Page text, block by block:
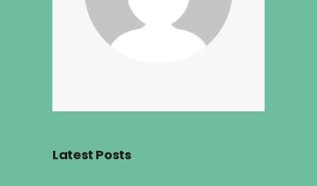
Latest Posts